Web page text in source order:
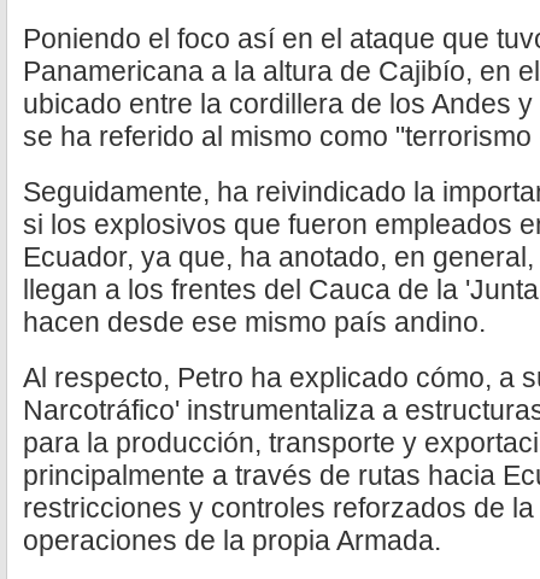
Poniendo el foco así en el ataque que
Panamericana a la altura de Cajibío, en
ubicado entre la cordillera de los Andes
se ha referido al mismo como
Seguidamente, ha reivindicado la
si los explosivos que fueron empleados
Ecuador, ya que, ha anotado, en
llegan a los frentes del Cauca de la
hacen desde ese mismo país andino.
Al respecto, Petro ha explicado cómo, a
Narcotráfico' instrumentaliza a
para la producción, transporte y
principalmente a través de rutas hacia
restricciones y controles reforzados de
operaciones de la propia Armada.